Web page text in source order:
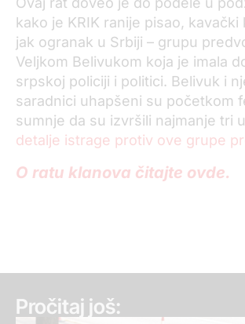
kako je KRIK ranije pisao, kavački
jak ogranak u Srbiji – grupu
Veljkom Belivukom koja je imala
srpskoj policiji i politici. Belivuk i
saradnici uhapšeni su početkom
sumnje da su izvršili najmanje tri
detalje istrage protiv ove grupe
O ratu klanova čitajte ovde.
Pročitaj još: